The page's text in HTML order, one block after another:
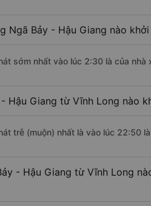
Ngã Bảy - Hậu Giang nào
sớm nhất vào lúc 2:30 là của nhà
Hậu Giang từ Vĩnh Long nào
trễ (muộn) nhất là vào lúc 22:50
- Hậu Giang từ Vĩnh Long